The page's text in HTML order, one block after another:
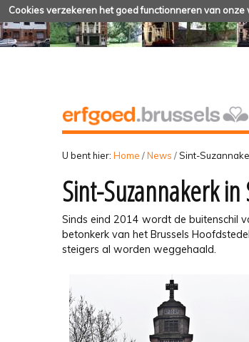
Cookies verzekeren het goed functionneren van
U bent hier: Home /News /Sint-
Sint-Suzannakerk
Sinds eind 2014 wordt de buitenschil
betonkerk van het Brussels
steigers al worden weggehaald.